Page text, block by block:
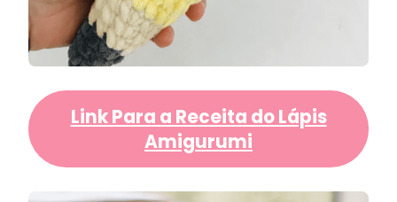
Link Para a Receita do Lápis
Amigurumi